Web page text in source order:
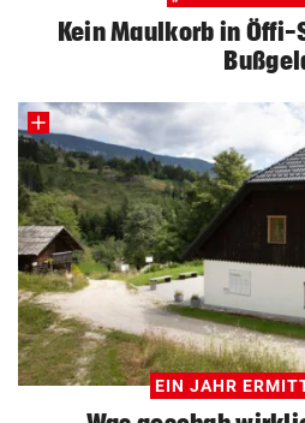
Kein Maulkorb in Öffi-
EIN JAHR